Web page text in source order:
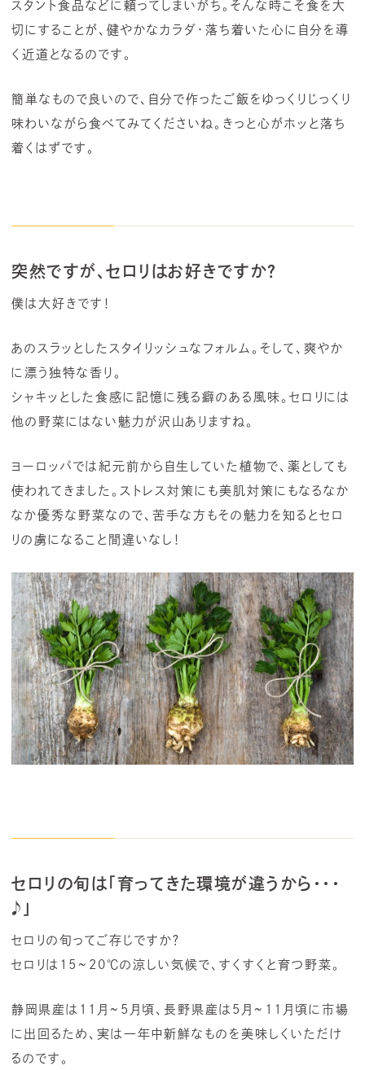
スタント食品などに頼ってしまいがち。そんな時こそ食を大
切にすることが、健やかなカラダ・落ち着いた心に自分を導
く近道となるのです。
簡単なもので良いので、自分で作ったご飯をゆっくりじっくり
味わいながら食べてみてくださいね。きっと心がホッと落ち
着くはずです。
突然ですが、セロリはお好きですか？
僕は大好きです！
あのスラッとしたスタイリッシュなフォルム。そして、爽やか
に漂う独特な香り。
シャキッとした食感に記憶に残る癖のある風味。セロリには
他の野菜にはない魅力が沢山ありますね。
ヨーロッパでは紀元前から自生していた植物で、薬としても
使われてきました。ストレス対策にも美肌対策にもなるなか
なか優秀な野菜なので、苦手な方もその魅力を知るとセロ
リの虜になること間違いなし！
セロリの旬は「育ってきた環境が違うから・・・
♪」
セロリの旬ってご存じですか？
セロリは15~20℃の涼しい気候で、すくすくと育つ野菜。
静岡県産は11月~5月頃、長野県産は5月~11月頃に市場
に出回るため、実は一年中新鮮なものを美味しくいただけ
るのです。